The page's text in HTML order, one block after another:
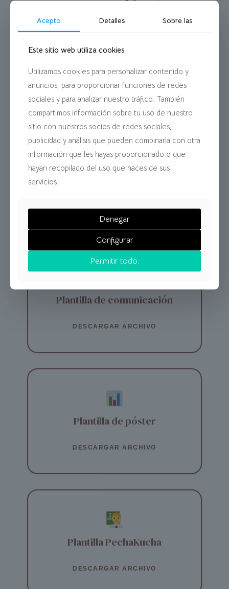
preparación de
contribuciones
siguientes plantillas oficiales. Seleccione la
modalidad correspondiente y descargue el
Plantilla de comunicación
DESCARGAR ARCHIVO
Plantilla de póster
DESCARGAR ARCHIVO
Plantilla PechaKucha
DESCARGAR ARCHIVO
Acepto Detalles Sobre las
Este sitio web utiliza cookies
Utilizamos cookies para personalizar contenido y
anuncios, para proporcionar funciones de redes
sociales y para analizar nuestro tráfico. También
compartimos información sobre tu uso de nuestro
sitio con nuestros socios de redes sociales,
publicidad y análisis que pueden combinarla con otra
información que les hayas proporcionado o que
hayan recopilado del uso que haces de sus
servicios.
Denegar
Configurar
Permitir todo.